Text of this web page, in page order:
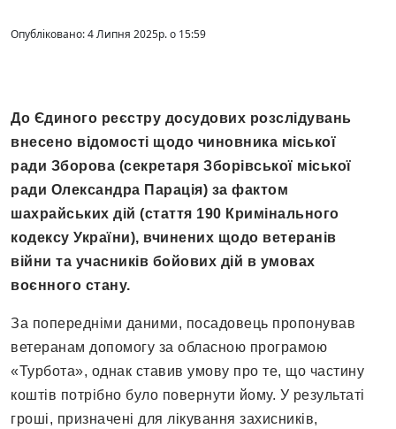
Опубліковано: 4 Липня 2025р. о 15:59
До Єдиного реєстру досудових розслідувань
внесено відомості щодо чиновника міської
ради Зборова (секретаря Зборівської міської
ради Олександра Парація) за фактом
шахрайських дій (стаття 190 Кримінального
кодексу України), вчинених щодо ветеранів
війни та учасників бойових дій в умовах
воєнного стану.
За попередніми даними, посадовець пропонував
ветеранам допомогу за обласною програмою
«Турбота», однак ставив умову про те, що частину
коштів потрібно було повернути йому. У результаті
гроші, призначені для лікування захисників,